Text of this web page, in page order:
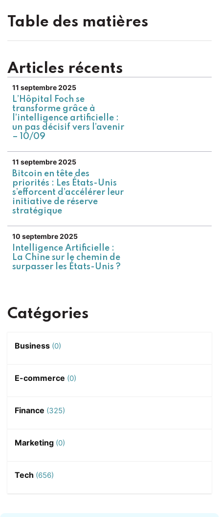
Table des matières
Articles récents
11 septembre 2025
L’Hôpital Foch se
transforme grâce à
l’intelligence artificielle :
un pas décisif vers l’avenir
– 10/09
11 septembre 2025
Bitcoin en tête des
priorités : Les États-Unis
s’efforcent d’accélérer leur
initiative de réserve
stratégique
10 septembre 2025
Intelligence Artificielle :
La Chine sur le chemin de
surpasser les États-Unis ?
Catégories
Business (0)
E-commerce (0)
Finance (325)
Marketing (0)
Tech (656)